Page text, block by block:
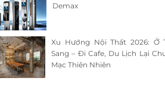
Demax
Xu Hướng Nội Thất 2026: Ở
Sang – Đi Cafe, Du Lịch Lại
Mạc Thiên Nhiên